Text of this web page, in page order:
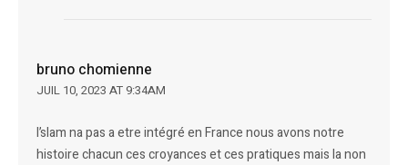
bruno chomienne
JUIL 10, 2023 AT 9:34AM
l’slam na pas a etre intégré en France nous avons notre
histoire chacun ces croyances et ces pratiques mais la non